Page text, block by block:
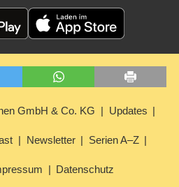
GmbH & Co. KG Updates
Newsletter Serien A–Z
Datenschutz